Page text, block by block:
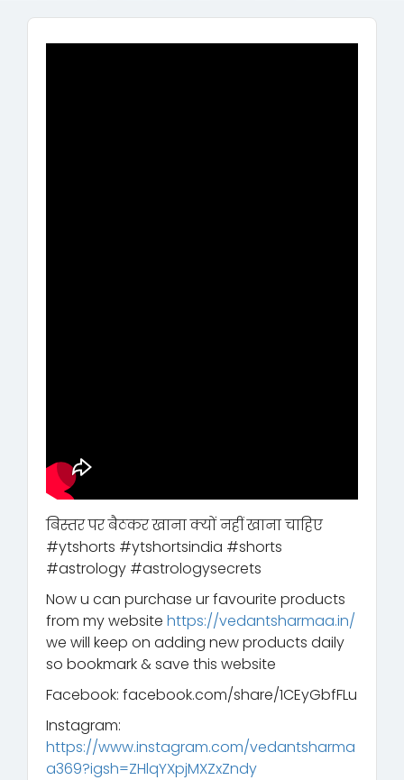
बिस्तर पर बैठकर खाना क्यों नहीं खाना चाहिए
#ytshorts #ytshortsindia #shorts
#astrology #astrologysecrets
Now u can purchase ur favourite products
from my website https://vedantsharmaa.in/
we will keep on adding new products daily
so bookmark & save this website
Facebook: facebook.com/share/1CEyGbfFLu
Instagram:
https://www.instagram.com/vedantsharma
a369?igsh=ZHlqYXpjMXZxZndy